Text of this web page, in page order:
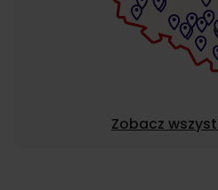
Zobacz